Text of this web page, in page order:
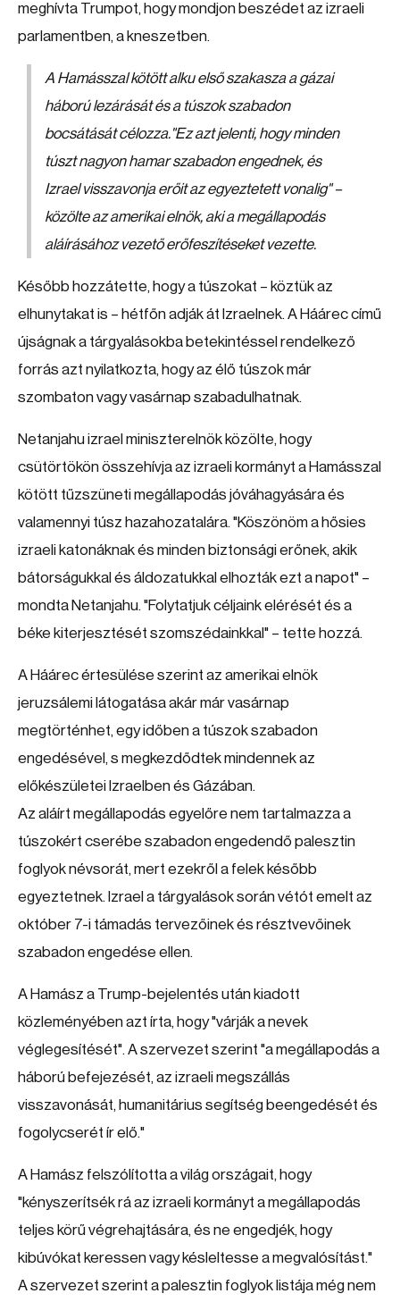
meghívta Trumpot, hogy mondjon beszédet az izraeli
parlamentben, a kneszetben.
A Hamásszal kötött alku első szakasza a gázai
háború lezárását és a túszok szabadon
bocsátását célozza."Ez azt jelenti, hogy minden
túszt nagyon hamar szabadon engednek, és
Izrael visszavonja erőit az egyeztetett vonalig" –
közölte az amerikai elnök, aki a megállapodás
aláírásához vezető erőfeszítéseket vezette.
Később hozzátette, hogy a túszokat – köztük az
elhunytakat is – hétfőn adják át Izraelnek. A Háárec című
újságnak a tárgyalásokba betekintéssel rendelkező
forrás azt nyilatkozta, hogy az élő túszok már
szombaton vagy vasárnap szabadulhatnak.
Netanjahu izrael miniszterelnök közölte, hogy
csütörtökön összehívja az izraeli kormányt a Hamásszal
kötött tűzszüneti megállapodás jóváhagyására és
valamennyi túsz hazahozatalára. "Köszönöm a hősies
izraeli katonáknak és minden biztonsági erőnek, akik
bátorságukkal és áldozatukkal elhozták ezt a napot" –
mondta Netanjahu. "Folytatjuk céljaink elérését és a
béke kiterjesztését szomszédainkkal" – tette hozzá.
A Háárec értesülése szerint az amerikai elnök
jeruzsálemi látogatása akár már vasárnap
megtörténhet, egy időben a túszok szabadon
engedésével, s megkezdődtek mindennek az
előkészületei Izraelben és Gázában.
Az aláírt megállapodás egyelőre nem tartalmazza a
túszokért cserébe szabadon engedendő palesztin
foglyok névsorát, mert ezekről a felek később
egyeztetnek. Izrael a tárgyalások során vétót emelt az
október 7-i támadás tervezőinek és résztvevőinek
szabadon engedése ellen.
A Hamász a Trump-bejelentés után kiadott
közleményében azt írta, hogy "várják a nevek
véglegesítését". A szervezet szerint "a megállapodás a
háború befejezését, az izraeli megszállás
visszavonását, humanitárius segítség beengedését és
fogolycserét ír elő."
A Hamász felszólította a világ országait, hogy
"kényszerítsék rá az izraeli kormányt a megállapodás
teljes körű végrehajtására, és ne engedjék, hogy
kibúvókat keressen vagy késleltesse a megvalósítást."
A szervezet szerint a palesztin foglyok listája még nem